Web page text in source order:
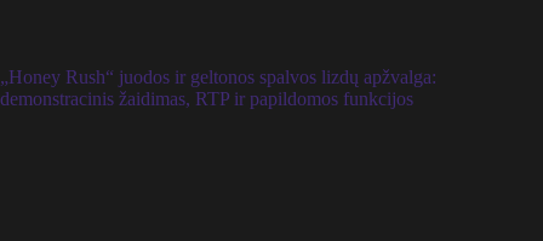
„Honey Rush“ juodos ir geltonos spalvos lizdų apžvalga:
demonstracinis žaidimas, RTP ir papildomos funkcijos